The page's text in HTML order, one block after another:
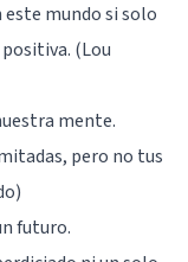
mundo si solo
(Lou
mente.
pero no tus
futuro.